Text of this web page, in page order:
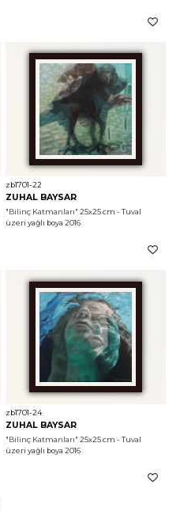
zb1701-22
ZUHAL BAYSAR
"Bilinç Katmanları" 25x25 cm - Tuval
üzeri yağlı boya 2016
zb1701-24
ZUHAL BAYSAR
"Bilinç Katmanları" 25x25 cm - Tuval
üzeri yağlı boya 2016